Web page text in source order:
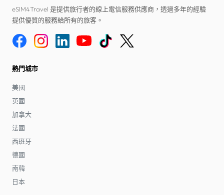
eSIM4Travel 是提供旅行者的線上電信服務供應商，透過多年的經驗
提供優質的服務給所有的旅客。
熱門城市
美國
英國
加拿大
法國
西班牙
德國
南韓
日本